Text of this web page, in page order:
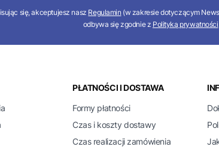
się, akceptujesz nasz Regulamin (w zakresie dotyczącym
odbywa się zgodnie z Polityką prywatności
PŁATNOŚCI I DOSTAWA
Formy płatności
Czas i koszty dostawy
Czas realizacji zamówienia